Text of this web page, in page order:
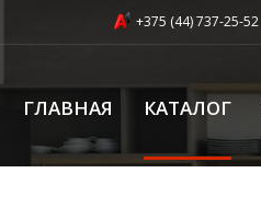
+375 (44) 737-25-52
ГЛАВНАЯ КАТАЛОГ